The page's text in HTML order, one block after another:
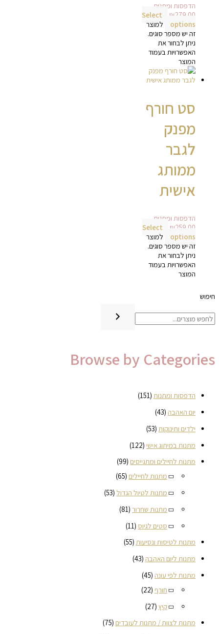
הדפסות ומתנות
₪279.00
Select
options
למוצר
זה יש מספר סוגים.
ניתן לבחור את
האפשרויות בעמוד
המוצר
סט חורף
מפנק
לגבר
ממותג
אישית
הדפסות ומתנות
₪259.00
Select
options
למוצר
זה יש מספר סוגים.
ניתן לבחור את
האפשרויות בעמוד
המוצר
חיפוש
Browse by Categories
הדפסות ומתנות (151)
יום האהבה (43)
ילדים ותינוקות (53)
מתנות במיתוג אישי (122)
מתנות לחיילים ומתגייסים (99)
מתנות לחיילים (65)
מתנות לטיול הגדול (53)
מתנות שחרור (81)
סטים לגיוס (11)
מתנות לטיסות ונסיעות (55)
מתנות ליום האהבה (43)
מתנות לפי עונה (45)
חורף (22)
קיץ (27)
מתנות לצוות / מתנות לעובדים (75)